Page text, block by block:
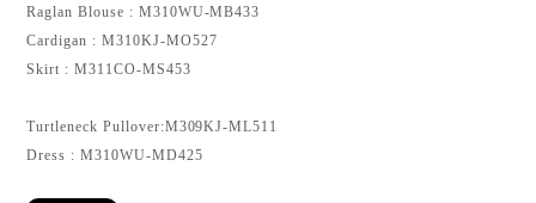
Raglan Blouse : M310WU-MB433
Cardigan : M310KJ-MO527
Skirt : M311CO-MS453
Turtleneck Pullover:M309KJ-ML511
Dress : M310WU-MD425